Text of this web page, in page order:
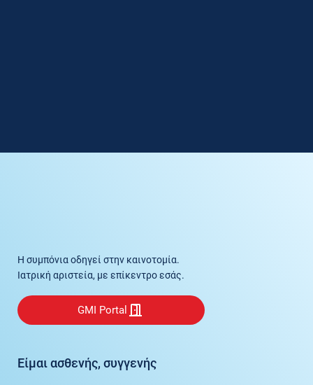
Η συμπόνια οδηγεί στην καινοτομία.
Ιατρική αριστεία, με επίκεντρο εσάς.
GMI Portal
Είμαι ασθενής, συγγενής